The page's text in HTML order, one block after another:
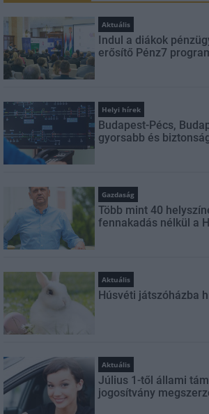
Aktuális
Indul a diákok
erősítő Pénz7
Helyi hírek
Budapest-Pécs,
gyorsabb és
Gazdaság
Több mint 40
fennakadás nélkül a
Aktuális
Húsvéti játszóházba
Aktuális
Július 1-től állami
jogosítvány